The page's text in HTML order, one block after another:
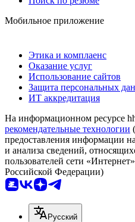
Мобильное приложение
Этика и комплаенс
Оказание услуг
Использование сайтов
Защита персональных
ИТ аккредитация
На информационном ресурсе
рекомендательные технологии
предоставления информации
и анализа сведений,
пользователей сети
Российской Федерации)
Русский